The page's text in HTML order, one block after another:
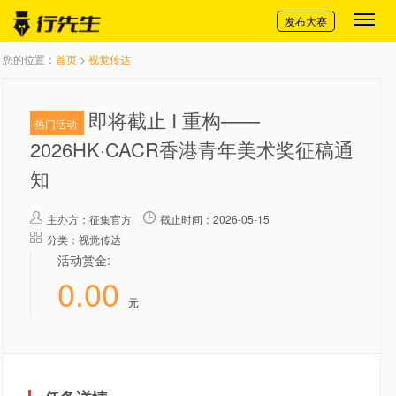
切换导航
发布大赛
您的位置： 首页 > 视觉传达
热门活动
即将截止 I 重构——
2026HK·CACR香港青年美术奖征稿通
知
主办方： 征集官方
截止时间：2026-05-15
分类：视觉传达
活动赏金:
0.00 元